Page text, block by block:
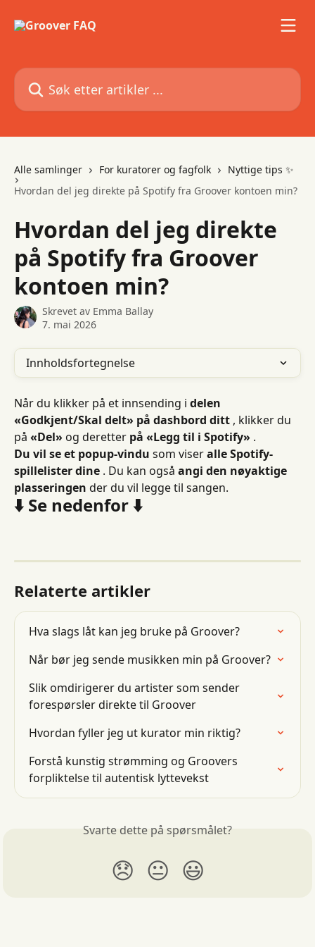
Søk etter artikler ...
Alle samlinger For kuratorer og fagfolk
Nyttige tips ✨
Hvordan del jeg direkte på Spotify fra Groover kontoen min?
Hvordan del jeg direkte
på Spotify fra Groover
kontoen min?
Skrevet av Emma Ballay
7. mai 2026
Innholdsfortegnelse
Når du klikker på et innsending i delen
«Godkjent/Skal delt» på dashbord ditt , klikker du
på «Del» og deretter på «Legg til i Spotify» .
Du vil se et popup-vindu som viser alle Spotify-
spillelister dine . Du kan også angi den nøyaktige
plasseringen der du vil legge til sangen.
⬇️ Se nedenfor ⬇️
Relaterte artikler
Hva slags låt kan jeg bruke på Groover?
Når bør jeg sende musikken min på Groover?
Slik omdirigerer du artister som sender
forespørsler direkte til Groover
Hvordan fyller jeg ut kurator min riktig?
Forstå kunstig strømming og Groovers
forpliktelse til autentisk lyttevekst
Svarte dette på spørsmålet?
😞 😐 😃